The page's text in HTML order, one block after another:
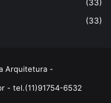
(33)
(33)
Arquitetura -
- tel.(11)91754-6532